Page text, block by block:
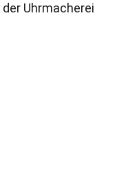
der Uhrmacherei